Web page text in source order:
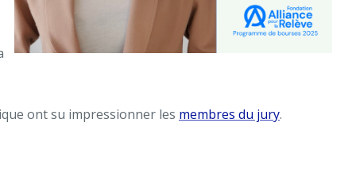
ont su impressionner les membres du jury.